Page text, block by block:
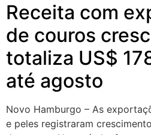
Receita com
de couros
totaliza US$
até agosto
Novo Hamburgo – As
e peles registraram